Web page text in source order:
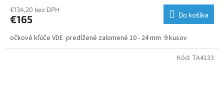
€134,20 bez DPH
€165 Do košíka
očkové kľúče VDE predĺžené zalomené 10 - 24 mm 9 kusov
Kód: TA4133